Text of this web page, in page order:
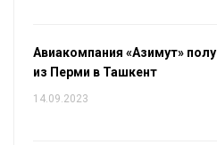
Авиакомпания «Азимут»
из Перми в Ташкент
14.09.2023